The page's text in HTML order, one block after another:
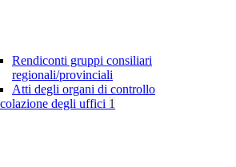
Rendiconti gruppi consiliari
regionali/provinciali
Atti degli organi di controllo
degli uffici 1